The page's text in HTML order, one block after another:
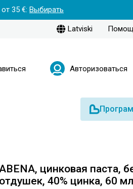
35 €: Выбирать
Latviski
Авторизоваться
ABENA, цинковая паста,
отдушек, 40% цинка, 60 мл